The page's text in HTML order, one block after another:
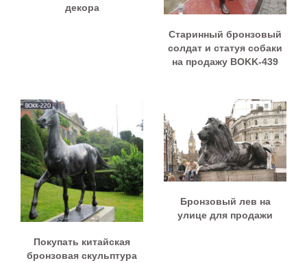
декора
Старинный бронзовый
солдат и статуя собаки
на продажу BOKK-439
Покупать китайская
бронзовая скульптура
Бронзовый лев на
улице для продажи